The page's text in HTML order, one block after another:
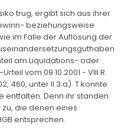
trug, ergibt sich aus ihrer
beziehungsweise
im Falle der Auflösung der
am Liquidations- oder
vom 09.10.2001 - VIII R
460, unter II.3.a). T konnte
entfalten. Denn ihr standen
die denen eines
entsprechen.